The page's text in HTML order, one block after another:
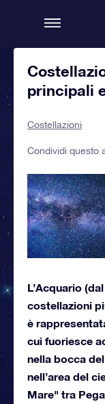
principali
Costellazioni
Condividi questo
L’Acquario
costellazioni
è
cui fuoriesce
nella bocca
nell’area del
Mare" tra